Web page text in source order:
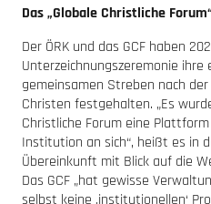
Das „Globale Christliche
Der ÖRK und das GCF haben
Unterzeichnungszeremonie ihre
gemeinsamen Streben nach
Christen festgehalten. „Es
Christliche Forum eine
Institution an sich“, heißt es in
Übereinkunft mit Blick auf die
Das GCF „hat gewisse
selbst keine ‚institutionellen‘